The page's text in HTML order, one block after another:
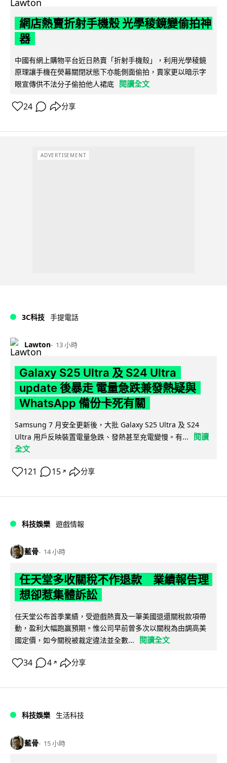
網店熱賣折射手機殼 光學稜鏡變偷拍神
器
中國有網上購物平台近日熱賣「折射手機殼」，利用光學稜鏡
原理讓手機在熒幕關閉狀態下亦能側面偷拍，賣家更以暗示字
眼宣傳供不法分子偷拍他人裙底 閱讀全文
24 分享
ADVERTISEMENT
3C科技 手提電話
Lawton 13 小時
Galaxy S25 Ultra 及 S24 Ultra
update 後暴走 電量急跌兼發熱疑與
WhatsApp 備份卡死有關
Samsung 7 月安全更新後，大批 Galaxy S25 Ultra 及 S24
Ultra 用戶反映裝置電量急跌、發熱甚至充電變慢。有...
閱讀
全文
121 15 ↗ 分享
科技娛樂 遊戲情報
藍骨 14 小時
任天堂多收關稅不作退款 業績報告理
想卻惹集體訴訟
任天堂公布首季業績，受遊戲熱賣及一筆美國退還關稅款項帶
動，盈利大幅跑贏預期。惟公司早前曾多次以關稅為由調高美
國定價，如今關稅被裁定違法並全數...
閱讀全文
34 4 ↗ 分享
科技娛樂 生活科技
藍骨 15 小時